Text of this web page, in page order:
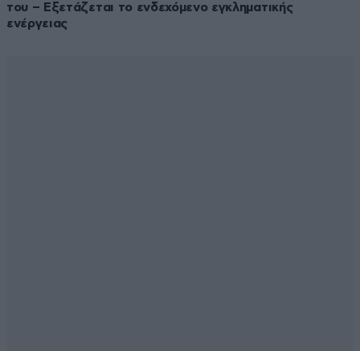
του – Εξετάζεται το ενδεχόμενο εγκληματικής
ενέργειας